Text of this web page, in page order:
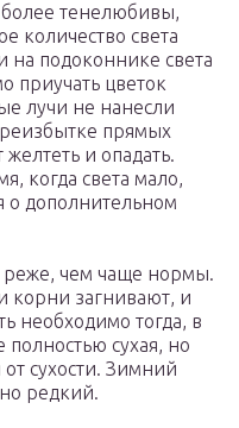
тенелюбивы,
количество света
на подоконнике света
приучать цветок
лучи не нанесли
прямых
и опадать.
когда света мало,
о дополнительном
реже, чем чаще нормы.
корни загнивают, и
необходимо тогда, в
полностью сухая, но
сухости. Зимний
редкий.